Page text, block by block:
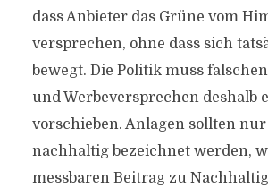
dass Anbieter das Grüne vom
versprechen, ohne dass sich
bewegt. Die Politik muss
und Werbeversprechen deshalb
vorschieben. Anlagen sollten nur
nachhaltig bezeichnet werden,
messbaren Beitrag zu